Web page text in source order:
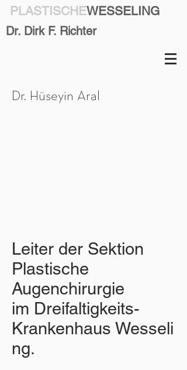
PLASTISCHEWESSELING
Dr. Dirk F. Richter
Dr. Hüseyin Aral
Leiter der Sektion
Plastische
Augenchirurgie
im Dreifaltigkeits-
Krankenhaus Wesseli
ng.